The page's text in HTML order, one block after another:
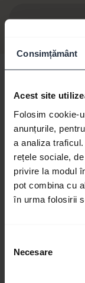
Consimțământ
Acest site
Folosim cookie-
anunțurile,
a analiza
rețele sociale,
privire la modul
pot combina cu
în urma folosirii
consimțământului
Necesare
Get started